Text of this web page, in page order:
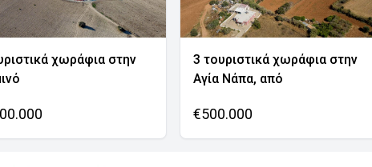
χωράφια στην
3 τουριστικά χωράφια στην
Αγία Νάπα, από
€500.000